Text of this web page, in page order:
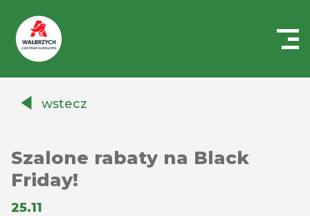
Auchanwstecz
Szalone rabaty na Black
Friday!
25.11